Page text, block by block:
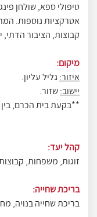
טיפולי ספא, שולחן
אטרקציות נוספות.
קבוצות, הציבור הדתי,
מיקום:
איזור: גליל עליון.
יישוב: שזור.
**בקעת בית הכרם,
קהל יעד:
זוגות, משפחות,
בריכת שחייה:
בריכת שחייה בנויה,